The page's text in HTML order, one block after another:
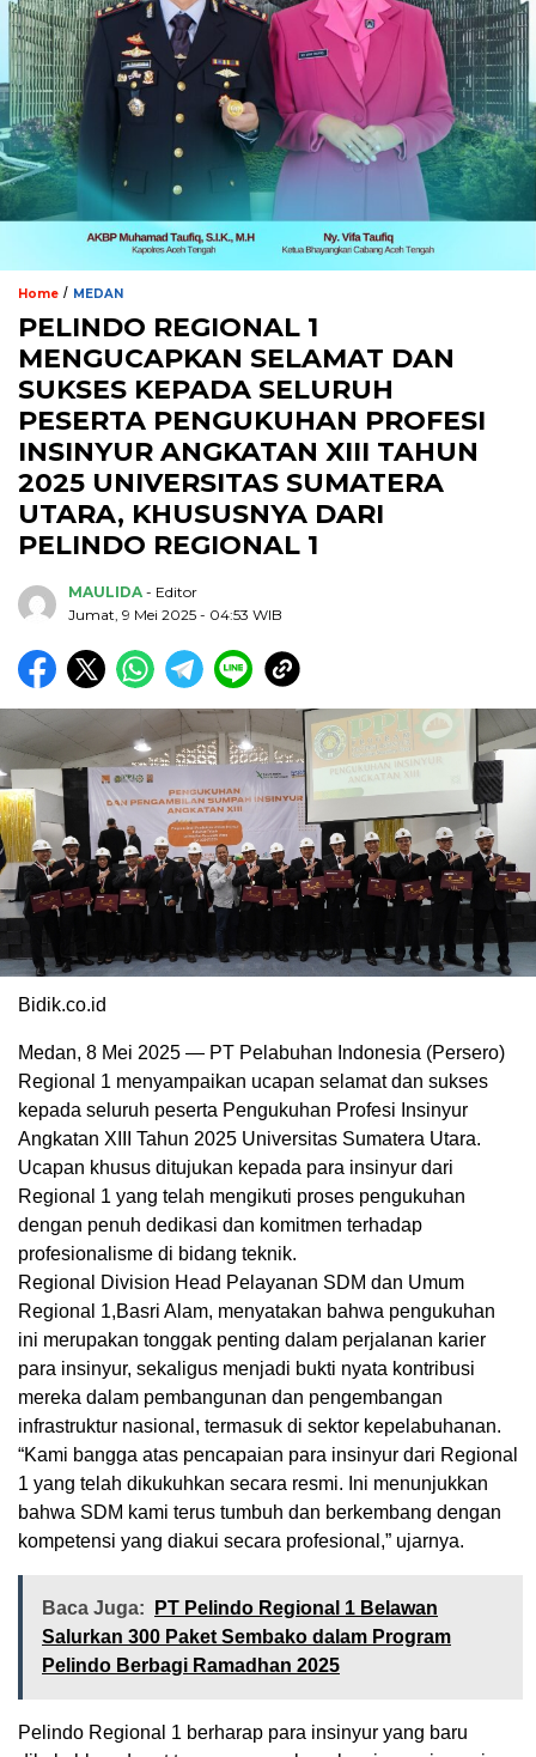
Home / MEDAN
PELINDO REGIONAL 1
MENGUCAPKAN SELAMAT DAN
SUKSES KEPADA SELURUH
PESERTA PENGUKUHAN PROFESI
INSINYUR ANGKATAN XIII TAHUN
2025 UNIVERSITAS SUMATERA
UTARA, KHUSUSNYA DARI
PELINDO REGIONAL 1
MAULIDA - Editor
Jumat, 9 Mei 2025 - 04:53 WIB
Bidik.co.id
Medan, 8 Mei 2025 — PT Pelabuhan Indonesia (Persero)
Regional 1 menyampaikan ucapan selamat dan sukses
kepada seluruh peserta Pengukuhan Profesi Insinyur
Angkatan XIII Tahun 2025 Universitas Sumatera Utara.
Ucapan khusus ditujukan kepada para insinyur dari
Regional 1 yang telah mengikuti proses pengukuhan
dengan penuh dedikasi dan komitmen terhadap
profesionalisme di bidang teknik.
Regional Division Head Pelayanan SDM dan Umum
Regional 1,Basri Alam, menyatakan bahwa pengukuhan
ini merupakan tonggak penting dalam perjalanan karier
para insinyur, sekaligus menjadi bukti nyata kontribusi
mereka dalam pembangunan dan pengembangan
infrastruktur nasional, termasuk di sektor kepelabuhanan.
“Kami bangga atas pencapaian para insinyur dari Regional
1 yang telah dikukuhkan secara resmi. Ini menunjukkan
bahwa SDM kami terus tumbuh dan berkembang dengan
kompetensi yang diakui secara profesional,” ujarnya.
Baca Juga:
PT Pelindo Regional 1 Belawan
Salurkan 300 Paket Sembako dalam Program
Pelindo Berbagi Ramadhan 2025
Pelindo Regional 1 berharap para insinyur yang baru